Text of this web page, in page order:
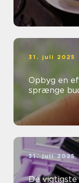
31. juli 2025
Opbyg en
sprænge
31. juli 2025
De